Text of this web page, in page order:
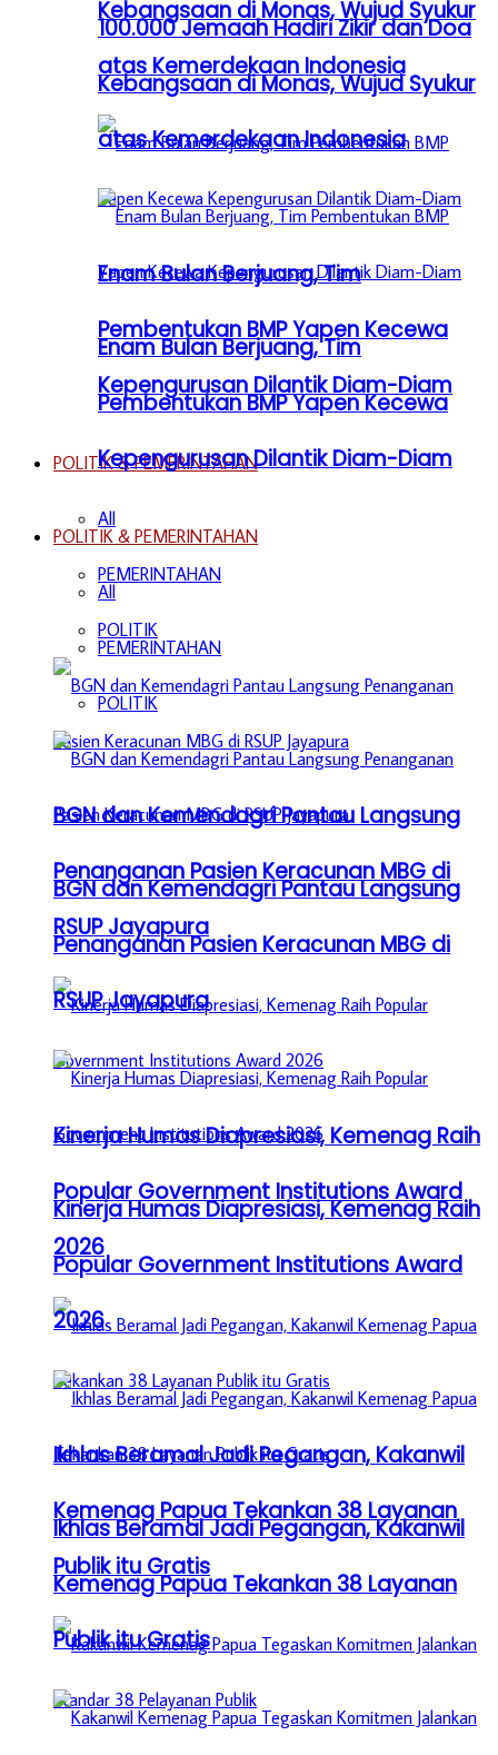
Kebangsaan di Monas, Wujud Syukur
atas Kemerdekaan Indonesia
Enam Bulan Berjuang, Tim
Pembentukan BMP Yapen Kecewa
Kepengurusan Dilantik Diam-Diam
POLITIK & PEMERINTAHAN
All
PEMERINTAHAN
POLITIK
BGN dan Kemendagri Pantau Langsung
Penanganan Pasien Keracunan MBG di
RSUP Jayapura
Kinerja Humas Diapresiasi, Kemenag Raih
Popular Government Institutions Award
2026
Ikhlas Beramal Jadi Pegangan, Kakanwil
Kemenag Papua Tekankan 38 Layanan
Publik itu Gratis
100.000 Jemaah Hadiri Zikir dan Doa
Kebangsaan di Monas, Wujud Syukur
atas Kemerdekaan Indonesia
Enam Bulan Berjuang, Tim
Pembentukan BMP Yapen Kecewa
Kepengurusan Dilantik Diam-Diam
POLITIK & PEMERINTAHAN
All
PEMERINTAHAN
POLITIK
BGN dan Kemendagri Pantau Langsung
Penanganan Pasien Keracunan MBG di
RSUP Jayapura
Kinerja Humas Diapresiasi, Kemenag Raih
Popular Government Institutions Award
2026
Ikhlas Beramal Jadi Pegangan, Kakanwil
Kemenag Papua Tekankan 38 Layanan
Publik itu Gratis